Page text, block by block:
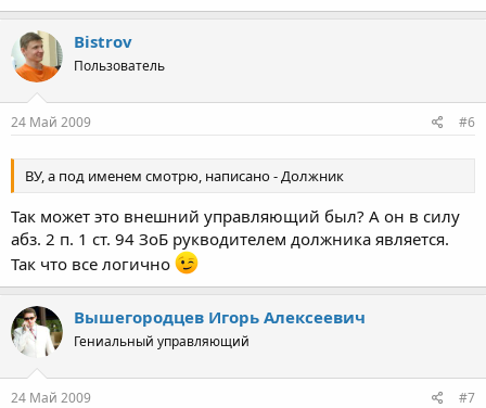
Bistrov
Пользователь
24 Май 2009 #6
ВУ, а под именем смотрю, написано - Должник
Так может это внешний управляющий был? А он в силу
абз. 2 п. 1 ст. 94 ЗоБ рукводителем должника является.
Так что все логично
Вышегородцев Игорь Алексеевич
Гениальный управляющий
24 Май 2009 #7